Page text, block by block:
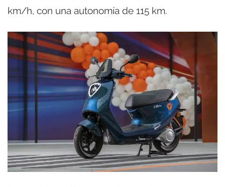
km/h, con una autonomía de 115 km.